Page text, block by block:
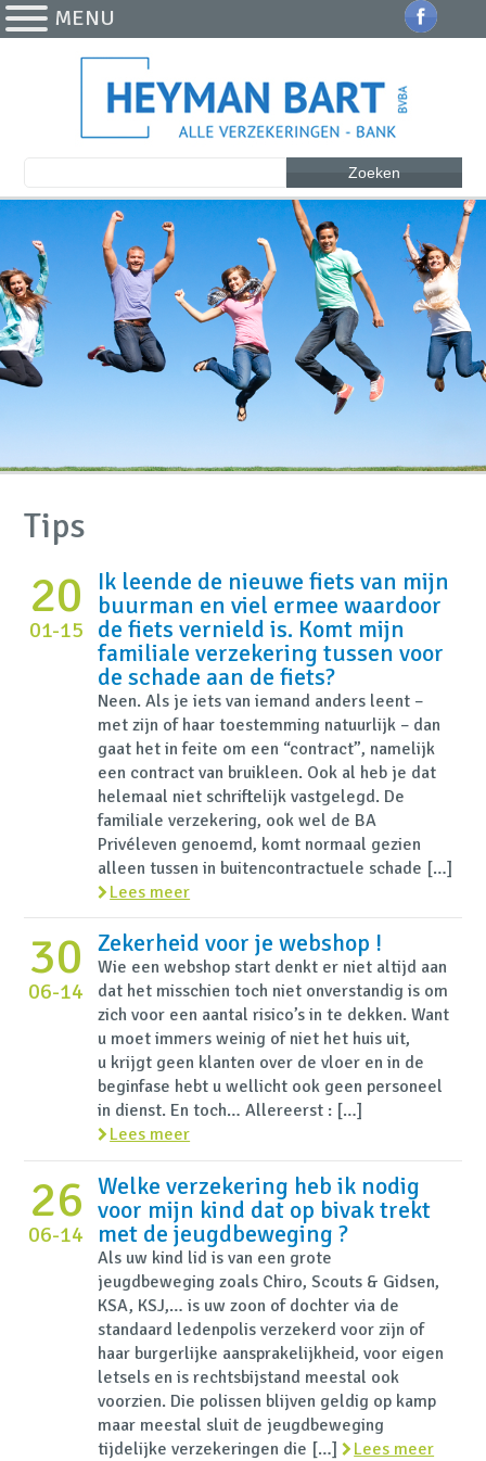
MENU
Zoeken
Tips
20
01-15
Ik leende de nieuwe fiets van mijn
buurman en viel ermee waardoor
de fiets vernield is. Komt mijn
familiale verzekering tussen voor
de schade aan de fiets?
Neen. Als je iets van iemand anders leent –
met zijn of haar toestemming natuurlijk – dan
gaat het in feite om een “contract”, namelijk
een contract van bruikleen. Ook al heb je dat
helemaal niet schriftelijk vastgelegd. De
familiale verzekering, ook wel de BA
Privéleven genoemd, komt normaal gezien
alleen tussen in buitencontractuele schade […]
Lees meer
30
06-14
Zekerheid voor je webshop !
Wie een webshop start denkt er niet altijd aan
dat het misschien toch niet onverstandig is om
zich voor een aantal risico’s in te dekken. Want
u moet immers weinig of niet het huis uit,
u krijgt geen klanten over de vloer en in de
beginfase hebt u wellicht ook geen personeel
in dienst. En toch… Allereerst : […]
Lees meer
26
06-14
Welke verzekering heb ik nodig
voor mijn kind dat op bivak trekt
met de jeugdbeweging ?
Als uw kind lid is van een grote
jeugdbeweging zoals Chiro, Scouts & Gidsen,
KSA, KSJ,… is uw zoon of dochter via de
standaard ledenpolis verzekerd voor zijn of
haar burgerlijke aansprakelijkheid, voor eigen
letsels en is rechtsbijstand meestal ook
voorzien. Die polissen blijven geldig op kamp
maar meestal sluit de jeugdbeweging
tijdelijke verzekeringen die […]
Lees meer